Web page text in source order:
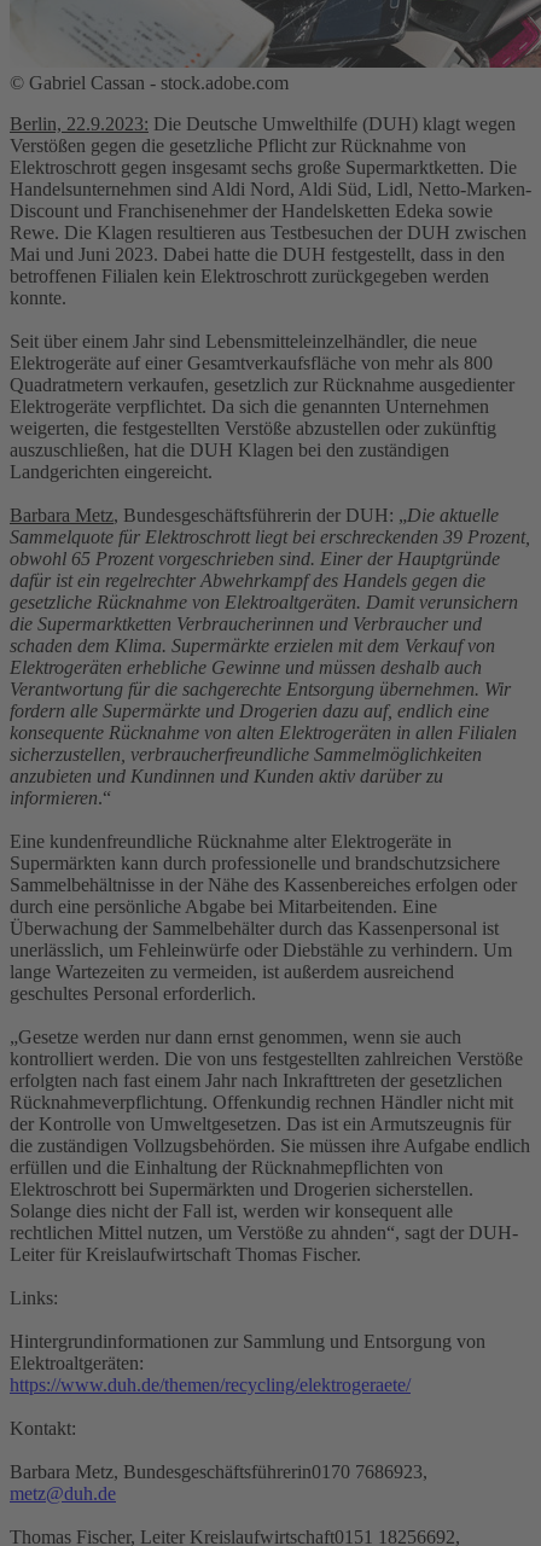
© Gabriel Cassan - stock.adobe.com
Berlin, 22.9.2023: Die Deutsche Umwelthilfe (DUH) klagt wegen
Verstößen gegen die gesetzliche Pflicht zur Rücknahme von
Elektroschrott gegen insgesamt sechs große Supermarktketten. Die
Handelsunternehmen sind Aldi Nord, Aldi Süd, Lidl, Netto-Marken-
Discount und Franchisenehmer der Handelsketten Edeka sowie
Rewe. Die Klagen resultieren aus Testbesuchen der DUH zwischen
Mai und Juni 2023. Dabei hatte die DUH festgestellt, dass in den
betroffenen Filialen kein Elektroschrott zurückgegeben werden
konnte.
Seit über einem Jahr sind Lebensmitteleinzelhändler, die neue
Elektrogeräte auf einer Gesamtverkaufsfläche von mehr als 800
Quadratmetern verkaufen, gesetzlich zur Rücknahme ausgedienter
Elektrogeräte verpflichtet. Da sich die genannten Unternehmen
weigerten, die festgestellten Verstöße abzustellen oder zukünftig
auszuschließen, hat die DUH Klagen bei den zuständigen
Landgerichten eingereicht.
Barbara Metz, Bundesgeschäftsführerin der DUH: „Die aktuelle
Sammelquote für Elektroschrott liegt bei erschreckenden 39 Prozent,
obwohl 65 Prozent vorgeschrieben sind. Einer der Hauptgründe
dafür ist ein regelrechter Abwehrkampf des Handels gegen die
gesetzliche Rücknahme von Elektroaltgeräten. Damit verunsichern
die Supermarktketten Verbraucherinnen und Verbraucher und
schaden dem Klima. Supermärkte erzielen mit dem Verkauf von
Elektrogeräten erhebliche Gewinne und müssen deshalb auch
Verantwortung für die sachgerechte Entsorgung übernehmen. Wir
fordern alle Supermärkte und Drogerien dazu auf, endlich eine
konsequente Rücknahme von alten Elektrogeräten in allen Filialen
sicherzustellen, verbraucherfreundliche Sammelmöglichkeiten
anzubieten und Kundinnen und Kunden aktiv darüber zu
informieren.“
Eine kundenfreundliche Rücknahme alter Elektrogeräte in
Supermärkten kann durch professionelle und brandschutzsichere
Sammelbehältnisse in der Nähe des Kassenbereiches erfolgen oder
durch eine persönliche Abgabe bei Mitarbeitenden. Eine
Überwachung der Sammelbehälter durch das Kassenpersonal ist
unerlässlich, um Fehleinwürfe oder Diebstähle zu verhindern. Um
lange Wartezeiten zu vermeiden, ist außerdem ausreichend
geschultes Personal erforderlich.
„Gesetze werden nur dann ernst genommen, wenn sie auch
kontrolliert werden. Die von uns festgestellten zahlreichen Verstöße
erfolgten nach fast einem Jahr nach Inkrafttreten der gesetzlichen
Rücknahmeverpflichtung. Offenkundig rechnen Händler nicht mit
der Kontrolle von Umweltgesetzen. Das ist ein Armutszeugnis für
die zuständigen Vollzugsbehörden. Sie müssen ihre Aufgabe endlich
erfüllen und die Einhaltung der Rücknahmepflichten von
Elektroschrott bei Supermärkten und Drogerien sicherstellen.
Solange dies nicht der Fall ist, werden wir konsequent alle
rechtlichen Mittel nutzen, um Verstöße zu ahnden“, sagt der DUH-
Leiter für Kreislaufwirtschaft Thomas Fischer.
Links:
Hintergrundinformationen zur Sammlung und Entsorgung von
Elektroaltgeräten:
https://www.duh.de/themen/recycling/elektrogeraete/
Kontakt:
Barbara Metz, Bundesgeschäftsführerin0170 7686923,
metz@duh.de
Thomas Fischer, Leiter Kreislaufwirtschaft0151 18256692,